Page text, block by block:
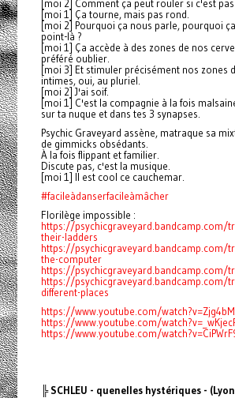
[moi 2] Comment ça peut rouler si c'est
[moi 1] Ça tourne, mais pas rond.
[moi 2] Pourquoi ça nous parle, pourquoi
point-là ?
[moi 1] Ça accède à des zones de nos
préféré oublier.
[moi 3] Et stimuler précisément nos zones
intimes, oui, au pluriel.
[moi 2] J'ai soif.
[moi 1] C'est la compagnie à la fois
sur ta nuque et dans tes 3 synapses.
Psychic Graveyard assène, matraque sa
de gimmicks obsédants.
À la fois flippant et familier.
Discute pas, c'est la musique.
[moi 1] Il est cool ce cauchemar.
#facileàdanserfacileàmâcher
Florilège impossible :
https://psychicgraveyard.bandcamp.com/
their-ladders
https://psychicgraveyard.bandcamp.com/
the-computer
https://psychicgraveyard.bandcamp.com/
https://psychicgraveyard.bandcamp.com/
different-places
https://www.youtube.com/
https://www.youtube.com/
https://www.youtube.com/
╠ SCHLEU - quenelles hystériques - (Lyon